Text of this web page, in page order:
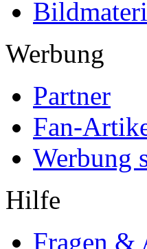
Werbung
Partner
Fan-
Werbung
Hilfe
Fragen &